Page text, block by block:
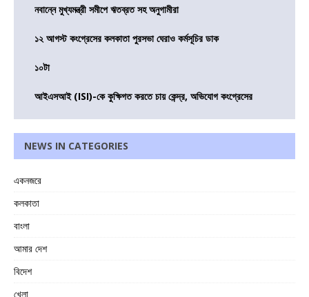
নবান্নে মুখ্যমন্ত্রী সমীপে ঋতব্রত সহ অনুগামীরা
১২ আগস্ট কংগ্রেসের কলকাতা পুরসভা ঘেরাও কর্মসূচির ডাক
১০টা
আইএসআই (ISI)-কে কুক্ষিগত করতে চায় কেন্দ্র, অভিযোগ কংগ্রেসের
NEWS IN CATEGORIES
একনজরে
কলকাতা
বাংলা
আমার দেশ
বিদেশ
খেলা